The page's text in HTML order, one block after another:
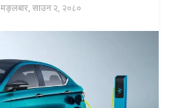
मङ्लबार, साउन २, २०८०